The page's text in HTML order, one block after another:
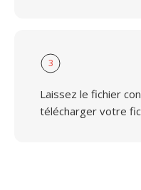
3
Laissez le fichier
télécharger votre